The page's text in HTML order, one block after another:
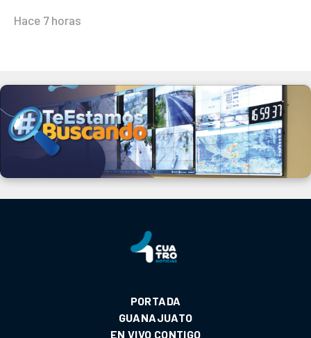
Hace 7 horas
PORTADA
GUANAJUATO
EN VIVO CONTIGO